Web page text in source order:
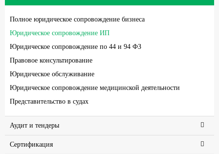
Полное юридическое сопровождение бизнеса
Юридическое сопровождение ИП
Юридическое сопровождение по 44 и 94 ФЗ
Правовое консультирование
Юридическое обслуживание
Юридическое сопровождение медицинской деятельности
Представительство в судах
Аудит и тендеры
Сертификация